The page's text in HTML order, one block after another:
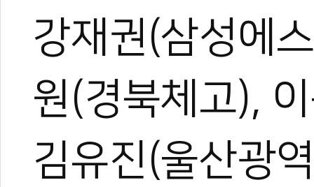
강재권(삼성에
원(경북체고),
김유진(울산광